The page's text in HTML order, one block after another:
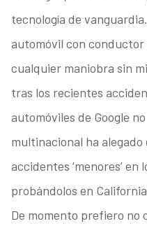
tecnología de
automóvil con conductor
cualquier maniobra sin
tras los recientes
automóviles de Google
multinacional ha alegado
accidentes ‘menores’ en
probándolos en
De momento prefiero no